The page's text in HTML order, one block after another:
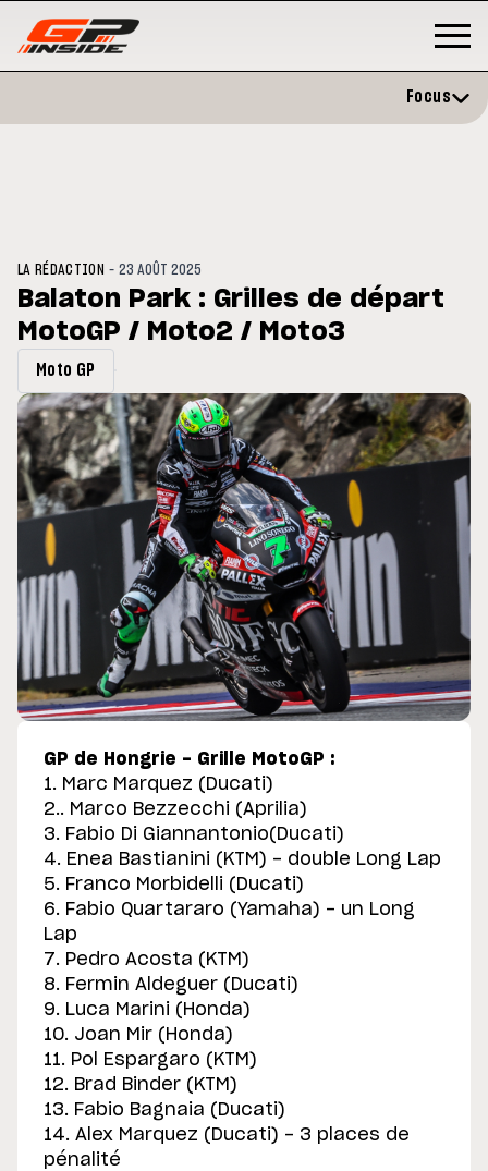
du GP de Grande-
MOTO GP
Focus
LA RÉDACTION -23 AOÛT 2025
Balaton Park : Grilles de départ
MotoGP / Moto2 / Moto3
Moto GP
GP de Hongrie - Grille MotoGP :
1. Marc Marquez (Ducati)
2.. Marco Bezzecchi (Aprilia)
3. Fabio Di Giannantonio(Ducati)
4. Enea Bastianini (KTM) - double Long Lap
5. Franco Morbidelli (Ducati)
6. Fabio Quartararo (Yamaha) - un Long
Lap
7. Pedro Acosta (KTM)
8. Fermin Aldeguer (Ducati)
9. Luca Marini (Honda)
10. Joan Mir (Honda)
11. Pol Espargaro (KTM)
12. Brad Binder (KTM)
13. Fabio Bagnaia (Ducati)
14. Alex Marquez (Ducati) - 3 places de
pénalité